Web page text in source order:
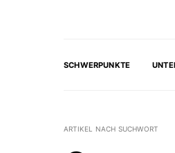
SCHWERPUNKTE
ARTIKEL NACH SUCHWORT